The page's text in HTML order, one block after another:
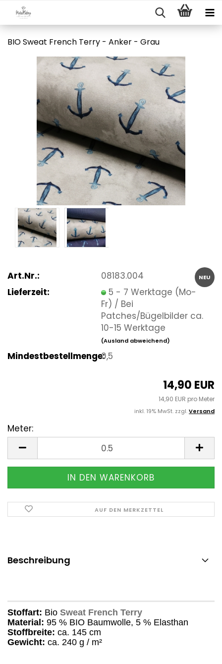
BIO Sweat French Terry - Anker - Grau
NEU
Art.Nr.:
08183.004
Lieferzeit:
5 - 7 Werktage (Mo-
Fr) / Bei
Patches/Bügelbilder ca.
10-15 Werktage
(Ausland abweichend)
Mindestbestellmenge:0,5
14,90 EUR
14,90 EUR pro Meter
inkl. 19% MwSt. zzgl.Versand
Meter:
AUF DEN MERKZETTEL
Beschreibung
Stoffart: Bio Sweat French Terry
Material: 95 % BIO Baumwolle, 5 % Elasthan
Stoffbreite: ca. 145 cm
Gewicht: ca. 240 g / m²